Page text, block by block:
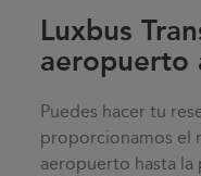
Luxbus
aeropuerto
Puedes hacer tu
proporcionamos el
aeropuerto hasta